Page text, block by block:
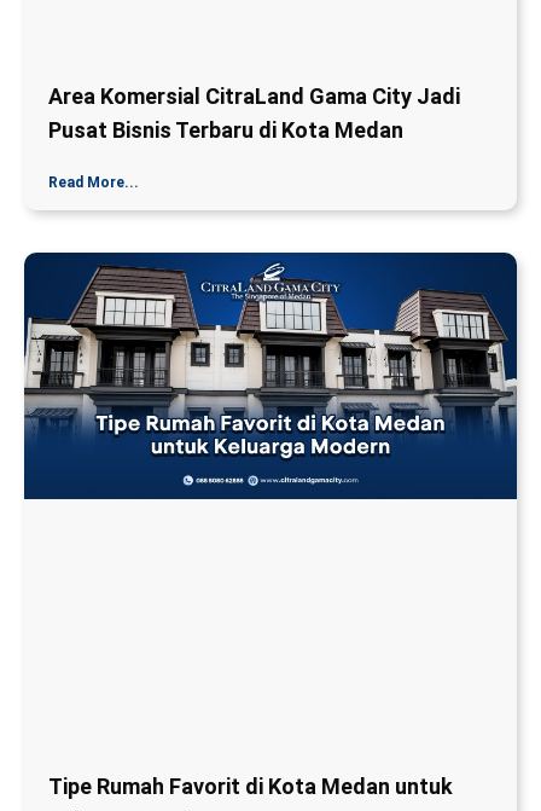
Area Komersial CitraLand Gama City Jadi
Pusat Bisnis Terbaru di Kota Medan
Read More...
Tipe Rumah Favorit di Kota Medan untuk